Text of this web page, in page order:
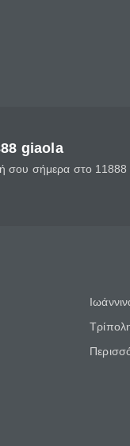
giaola
σου σήμερα στο 11888